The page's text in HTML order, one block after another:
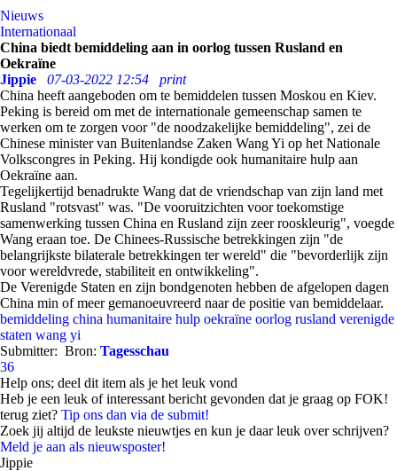
Nieuws
Internationaal
China biedt bemiddeling aan in oorlog tussen Rusland en
Oekraïne
Jippie
07-03-2022 12:54
print
China heeft aangeboden om te bemiddelen tussen Moskou en Kiev.
Peking is bereid om met de internationale gemeenschap samen te
werken om te zorgen voor "de noodzakelijke bemiddeling", zei de
Chinese minister van Buitenlandse Zaken Wang Yi op het Nationale
Volkscongres in Peking. Hij kondigde ook humanitaire hulp aan
Oekraïne aan.
Tegelijkertijd benadrukte Wang dat de vriendschap van zijn land met
Rusland "rotsvast" was. "De vooruitzichten voor toekomstige
samenwerking tussen China en Rusland zijn zeer rooskleurig", voegde
Wang eraan toe. De Chinees-Russische betrekkingen zijn "de
belangrijkste bilaterale betrekkingen ter wereld" die "bevorderlijk zijn
voor wereldvrede, stabiliteit en ontwikkeling".
De Verenigde Staten en zijn bondgenoten hebben de afgelopen dagen
China min of meer gemanoeuvreerd naar de positie van bemiddelaar.
bemiddeling china humanitaire hulp oekraïne oorlog rusland verenigde
staten wang yi
Submitter: Bron: Tagesschau
36
Help ons; deel dit item als je het leuk vond
Heb je een leuk of interessant bericht gevonden dat je graag op FOK!
terug ziet? Tip ons dan via de submit!
Zoek jij altijd de leukste nieuwtjes en kun je daar leuk over schrijven?
Meld je aan als nieuwsposter!
Jippie